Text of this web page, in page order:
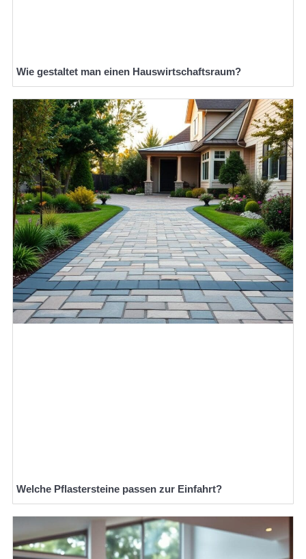
Wie gestaltet man einen Hauswirtschaftsraum?
Welche Pflastersteine passen zur Einfahrt?